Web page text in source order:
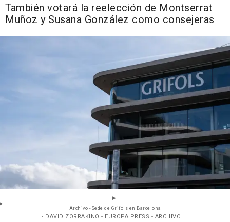
También votará la reelección de Montserrat
Muñoz y Susana González como consejeras
Archivo - Sede de Grifols en Barcelona
- DAVID ZORRAKINO - EUROPA PRESS - ARCHIVO